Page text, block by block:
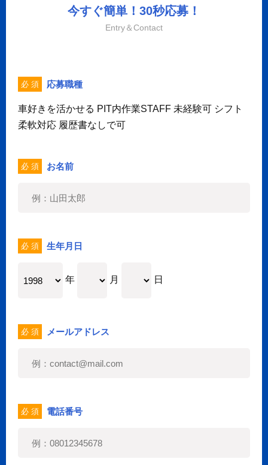
今すぐ簡単！30秒応募！
Entry＆Contact
必 須 応募職種
車好きを活かせる PIT内作業STAFF 未経験可 シフト
柔軟対応 履歴書なしで可
必 須 お名前
必 須 生年月日
年 月 日
必 須 メールアドレス
必 須 電話番号